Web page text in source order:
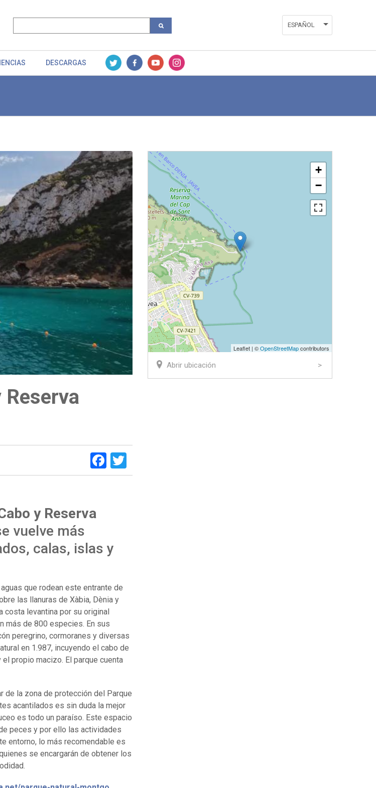
ESPAÑOL
DESCARGAS
Facebook
y Reserva
vuelve más
calas, islas y
que rodean este entrante de
las llanuras de Xàbia, Dènia y
costa levantina por su original
más de 800 especies. En sus
peregrino, cormoranes y diversas
en 1.987, incuyendo el cabo de
propio macizo. El parque cuenta
de la zona de protección del Parque
acantilados es sin duda la mejor
es todo un paraíso. Este espacio
peces y por ello las actividades
entorno, lo más recomendable es
se encargarán de obtener los
+
−
Leaflet | ©OpenStreetMapcontributors
Abrir ubicación